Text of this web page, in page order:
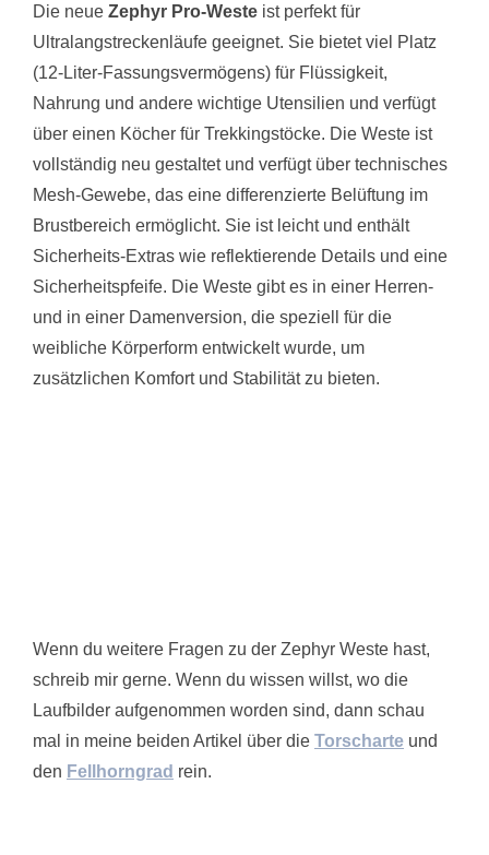
Die neue Zephyr Pro-Weste ist perfekt für
Ultralangstreckenläufe geeignet. Sie bietet viel Platz
(12-Liter-Fassungsvermögens) für Flüssigkeit,
Nahrung und andere wichtige Utensilien und verfügt
über einen Köcher für Trekkingstöcke. Die Weste ist
vollständig neu gestaltet und verfügt über technisches
Mesh-Gewebe, das eine differenzierte Belüftung im
Brustbereich ermöglicht. Sie ist leicht und enthält
Sicherheits-Extras wie reflektierende Details und eine
Sicherheitspfeife. Die Weste gibt es in einer Herren-
und in einer Damenversion, die speziell für die
weibliche Körperform entwickelt wurde, um
zusätzlichen Komfort und Stabilität zu bieten.
Wenn du weitere Fragen zu der Zephyr Weste hast,
schreib mir gerne. Wenn du wissen willst, wo die
Laufbilder aufgenommen worden sind, dann schau
mal in meine beiden Artikel über die Torscharte und
den Fellhorngrad rein.